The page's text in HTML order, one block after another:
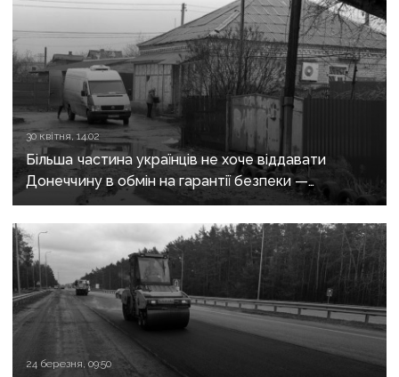
30 квітня, 14:02
Більша частина українців не хоче віддавати
Донеччину в обмін на гарантії безпеки —
опитування КМІС
24 березня, 09:50